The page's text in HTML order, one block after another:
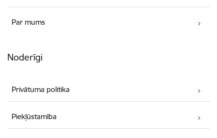
Par mums
Noderīgi
Privātuma politika
Piekļūstamība